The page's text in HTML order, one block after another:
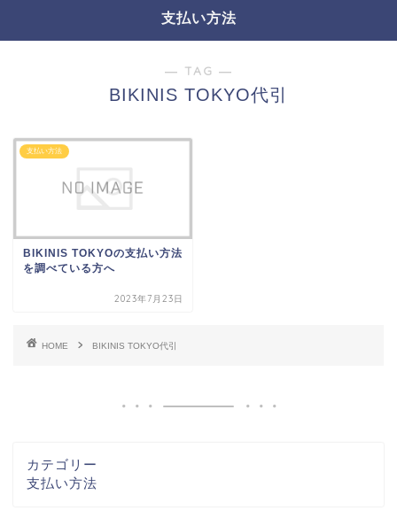
支払い方法
― TAG ―
BIKINIS TOKYO代引
支払い方法
BIKINIS TOKYOの支払い方法
を調べている方へ
2023年7月23日
HOME BIKINIS TOKYO代引
カテゴリー
支払い方法